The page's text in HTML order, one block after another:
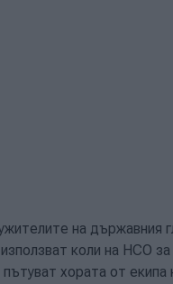
на държавния
коли на НСО
хората от екипа